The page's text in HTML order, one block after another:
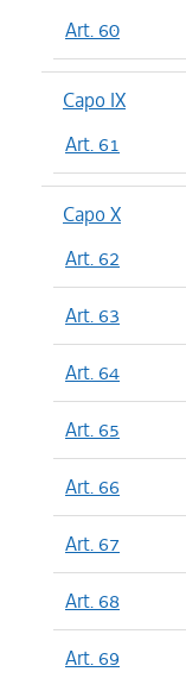
Art. 60
Capo IX
Art. 61
Capo X
Art. 62
Art. 63
Art. 64
Art. 65
Art. 66
Art. 67
Art. 68
Art. 69